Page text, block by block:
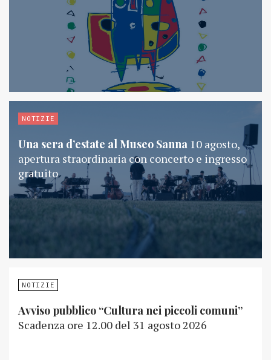
NOTIZIE
Una sera d’estate al Museo Sanna 10 agosto,
apertura straordinaria con concerto e ingresso
gratuito
NOTIZIE
Avviso pubblico “Cultura nei piccoli comuni”
Scadenza ore 12.00 del 31 agosto 2026